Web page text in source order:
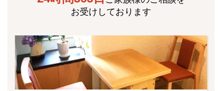
お受けしております